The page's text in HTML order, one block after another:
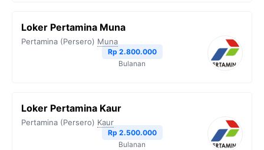
Loker Pertamina Muna
Pertamina (Persero) Muna
Rp 2.800.000
Bulanan
Loker Pertamina Kaur
Pertamina (Persero) Kaur
Rp 2.500.000
Bulanan